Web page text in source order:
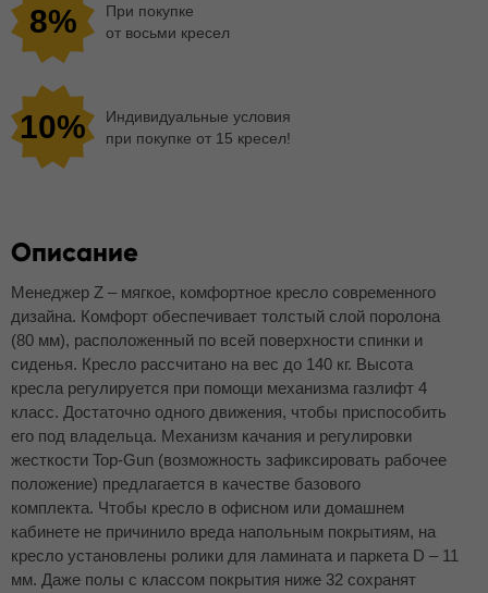
8%
При покупке
от восьми кресел
10%
Индивидуальные условия
при покупке от 15 кресел!
Описание
Менеджер Z – мягкое, комфортное кресло современного
дизайна. Комфорт обеспечивает толстый слой поролона
(80 мм), расположенный по всей поверхности спинки и
сиденья. Кресло рассчитано на вес до 140 кг. Высота
кресла регулируется при помощи механизма газлифт 4
класс. Достаточно одного движения, чтобы приспособить
его под владельца. Механизм качания и регулировки
жесткости Top-Gun (возможность зафиксировать рабочее
положение) предлагается в качестве базового
комплекта. Чтобы кресло в офисном или домашнем
кабинете не причинило вреда напольным покрытиям, на
кресло установлены ролики для ламината и паркета D – 11
мм. Даже полы с классом покрытия ниже 32 сохранят